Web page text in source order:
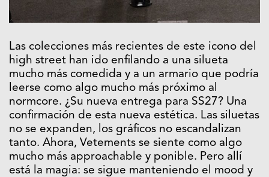
Las colecciones más recientes de este icono del
high street han ido enfilando a una silueta
mucho más comedida y a un armario que podría
leerse como algo mucho más próximo al
normcore. ¿Su nueva entrega para SS27? Una
confirmación de esta nueva estética. Las siluetas
no se expanden, los gráficos no escandalizan
tanto. Ahora, Vetements se siente como algo
mucho más approachable y ponible. Pero allí
está la magia: se sigue manteniendo el mood y